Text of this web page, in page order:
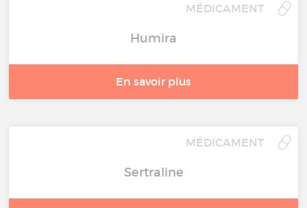
MÉDICAMENT
Humira
En savoir plus
MÉDICAMENT
Sertraline